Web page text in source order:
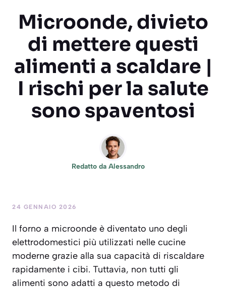
Microonde, divieto
di mettere questi
alimenti a scaldare |
I rischi per la salute
sono spaventosi
Redatto da Alessandro
24 GENNAIO 2026
Il forno a microonde è diventato uno degli
elettrodomestici più utilizzati nelle cucine
moderne grazie alla sua capacità di riscaldare
rapidamente i cibi. Tuttavia, non tutti gli
alimenti sono adatti a questo metodo di